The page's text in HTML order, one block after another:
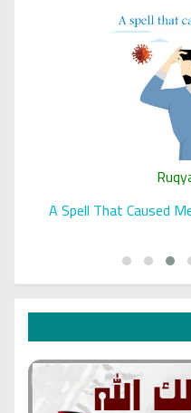
A Spell That Caused